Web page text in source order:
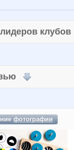
клубов
фотографии